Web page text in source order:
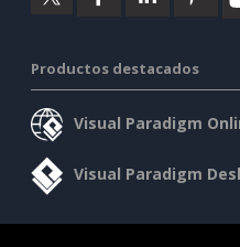
Productos destacados
Visual Paradigm
Visual Paradigm